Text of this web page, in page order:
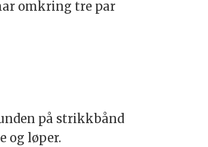
omkring tre par
på strikkbånd
og løper.